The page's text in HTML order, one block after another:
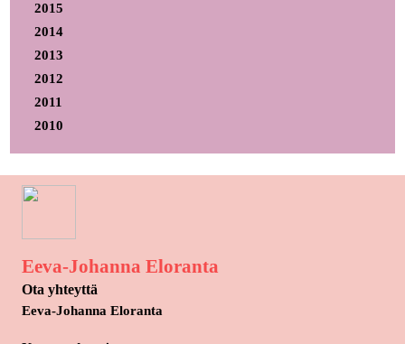
2015
2014
2013
2012
2011
2010
Eeva-Johanna Eloranta
Ota yhteyttä
Eeva-Johanna Eloranta